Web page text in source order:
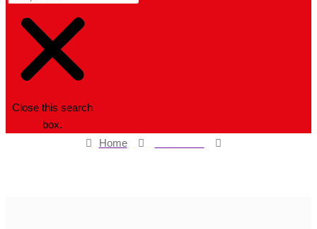
Close this search
box.
Home